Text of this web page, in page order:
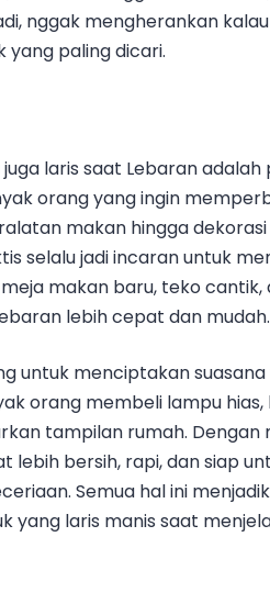
nggak mengherankan
yang paling dicari.
laris saat Lebaran
orang yang ingin
makan hingga dekorasi
selalu jadi incaran untuk
makan baru, teko
lebih cepat dan mudah.
untuk menciptakan
orang membeli lampu hias,
tampilan rumah. Dengan
bersih, rapi, dan siap
Semua hal ini
yang laris manis saat